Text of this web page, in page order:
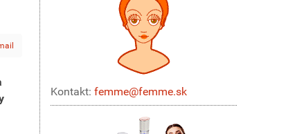
Kontakt: femme@femme.sk